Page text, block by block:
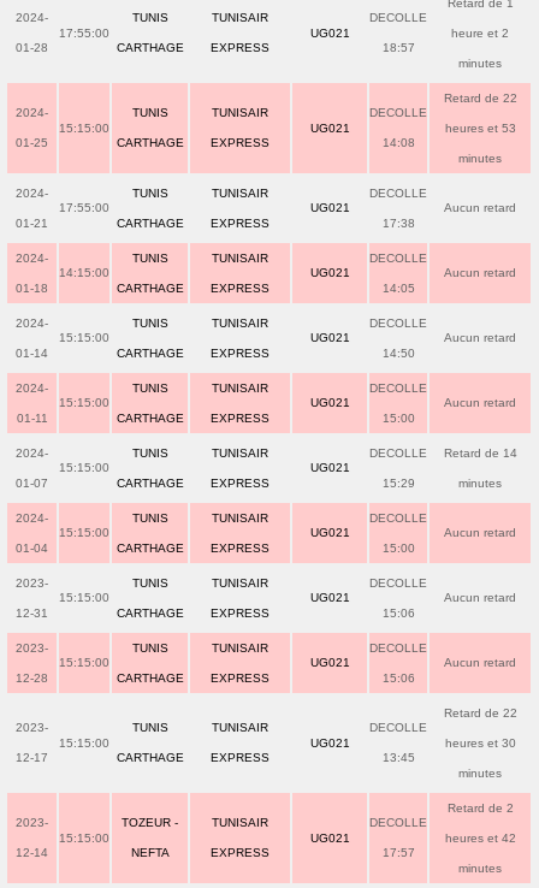
2024-
01-28
17:55:00
TUNIS
CARTHAGE
TUNISAIR
EXPRESS
UG021
DECOLLE
18:57
Retard de 1
heure et 2
minutes
2024-
01-25
15:15:00
TUNIS
CARTHAGE
TUNISAIR
EXPRESS
UG021
DECOLLE
14:08
Retard de 22
heures et 53
minutes
2024-
01-21
17:55:00
TUNIS
CARTHAGE
TUNISAIR
EXPRESS
UG021
DECOLLE
17:38
Aucun retard
2024-
01-18
14:15:00
TUNIS
CARTHAGE
TUNISAIR
EXPRESS
UG021
DECOLLE
14:05
Aucun retard
2024-
01-14
15:15:00
TUNIS
CARTHAGE
TUNISAIR
EXPRESS
UG021
DECOLLE
14:50
Aucun retard
2024-
01-11
15:15:00
TUNIS
CARTHAGE
TUNISAIR
EXPRESS
UG021
DECOLLE
15:00
Aucun retard
2024-
01-07
15:15:00
TUNIS
CARTHAGE
TUNISAIR
EXPRESS
UG021
DECOLLE
15:29
Retard de 14
minutes
2024-
01-04
15:15:00
TUNIS
CARTHAGE
TUNISAIR
EXPRESS
UG021
DECOLLE
15:00
Aucun retard
2023-
12-31
15:15:00
TUNIS
CARTHAGE
TUNISAIR
EXPRESS
UG021
DECOLLE
15:06
Aucun retard
2023-
12-28
15:15:00
TUNIS
CARTHAGE
TUNISAIR
EXPRESS
UG021
DECOLLE
15:06
Aucun retard
2023-
12-17
15:15:00
TUNIS
CARTHAGE
TUNISAIR
EXPRESS
UG021
DECOLLE
13:45
Retard de 22
heures et 30
minutes
2023-
12-14
15:15:00
TOZEUR -
NEFTA
TUNISAIR
EXPRESS
UG021
DECOLLE
17:57
Retard de 2
heures et 42
minutes